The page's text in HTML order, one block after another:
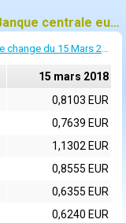
Taux de change de reference de la Banque centrale europeenne (BCE) pour 15 mars 2018
change du 15 Mars 2018
15 mars 2018
0,8103 EUR
0,7639 EUR
1,1302 EUR
0,8555 EUR
0,6355 EUR
0,6240 EUR